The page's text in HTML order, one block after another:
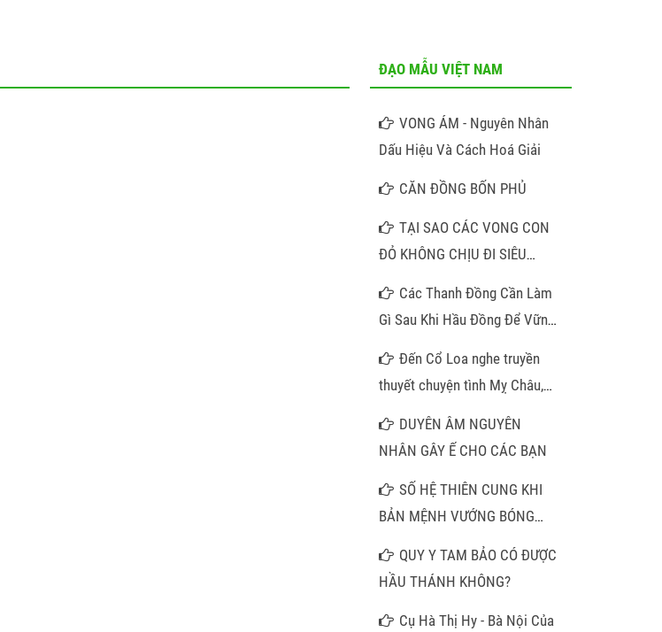
ĐẠO MẪU VIỆT NAM
VONG ÁM - Nguyên Nhân
Dấu Hiệu Và Cách Hoá Giải
CĂN ĐỒNG BỐN PHỦ
TẠI SAO CÁC VONG CON
ĐỎ KHÔNG CHỊU ĐI SIÊU
Các Thanh Đồng Cần Làm
Gì Sau Khi Hầu Đồng Để Vững
Đến Cổ Loa nghe truyền
thuyết chuyện tình Mỵ Châu,
thăm pho tượng đá trong am
DUYÊN ÂM NGUYÊN
NHÂN GÂY Ế CHO CÁC BẠN
SỐ HỆ THIÊN CUNG KHI
BẢN MỆNH VƯỚNG BÓNG
CÀN KHÔN VÀ LỜI GIẢI MÃ
CHO NHỮNG TRUÂN CHUYÊN
QUY Y TAM BẢO CÓ ĐƯỢC
HẦU THÁNH KHÔNG?
Cụ Hà Thị Hy - Bà Nội Của